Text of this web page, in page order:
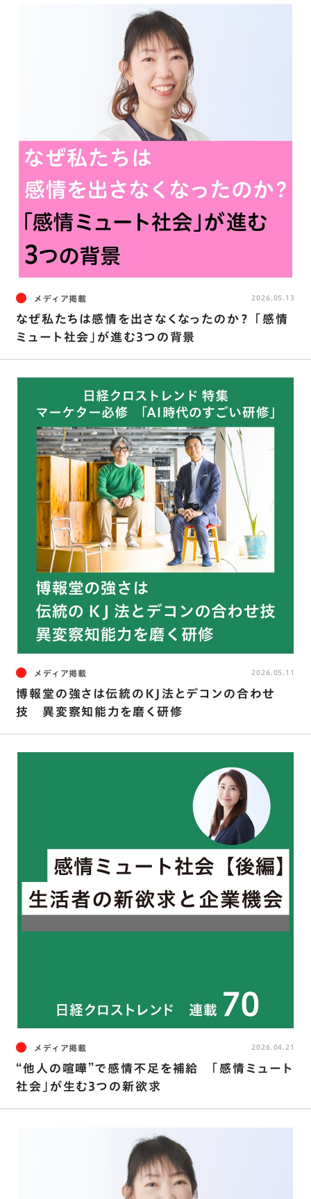
メディア掲載
なぜ私たちは感情を出さなくなったのか？ ｢感情
ミュート社会｣が進む3つの背景
2026.05.13
メディア掲載
博報堂の強さは伝統のKJ法とデコンの合わせ
技 異変察知能力を磨く研修
2026.05.11
メディア掲載
“他人の喧嘩”で感情不足を補給 ｢感情ミュート
社会｣が生む3つの新欲求
2026.04.21